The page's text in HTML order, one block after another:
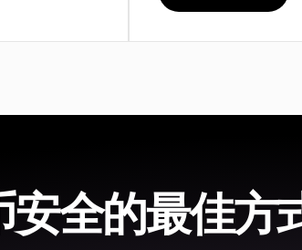
全的最佳方